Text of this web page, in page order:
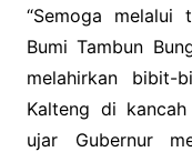
“Semoga melalui
Bumi Tambun
melahirkan bibit-
Kalteng di kancah
ujar Gubernur